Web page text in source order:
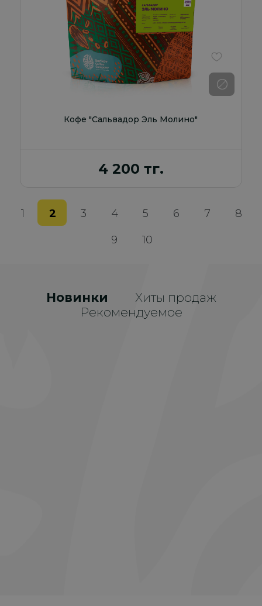
Кофе "Сальвадор Эль Молино"
4 200 тг.
В
1 2 3 4 5 6 7 8
9 10
Новинки
Хиты продаж
Рекомендуемое